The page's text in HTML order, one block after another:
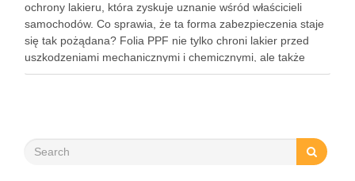
ochrony lakieru, która zyskuje uznanie wśród właścicieli
samochodów. Co sprawia, że ta forma zabezpieczenia staje
się tak pożądana? Folia PPF nie tylko chroni lakier przed
uszkodzeniami mechanicznymi i chemicznymi, ale także
zachowuje estetykę pojazdu przez wiele lat. Dzięki swoim